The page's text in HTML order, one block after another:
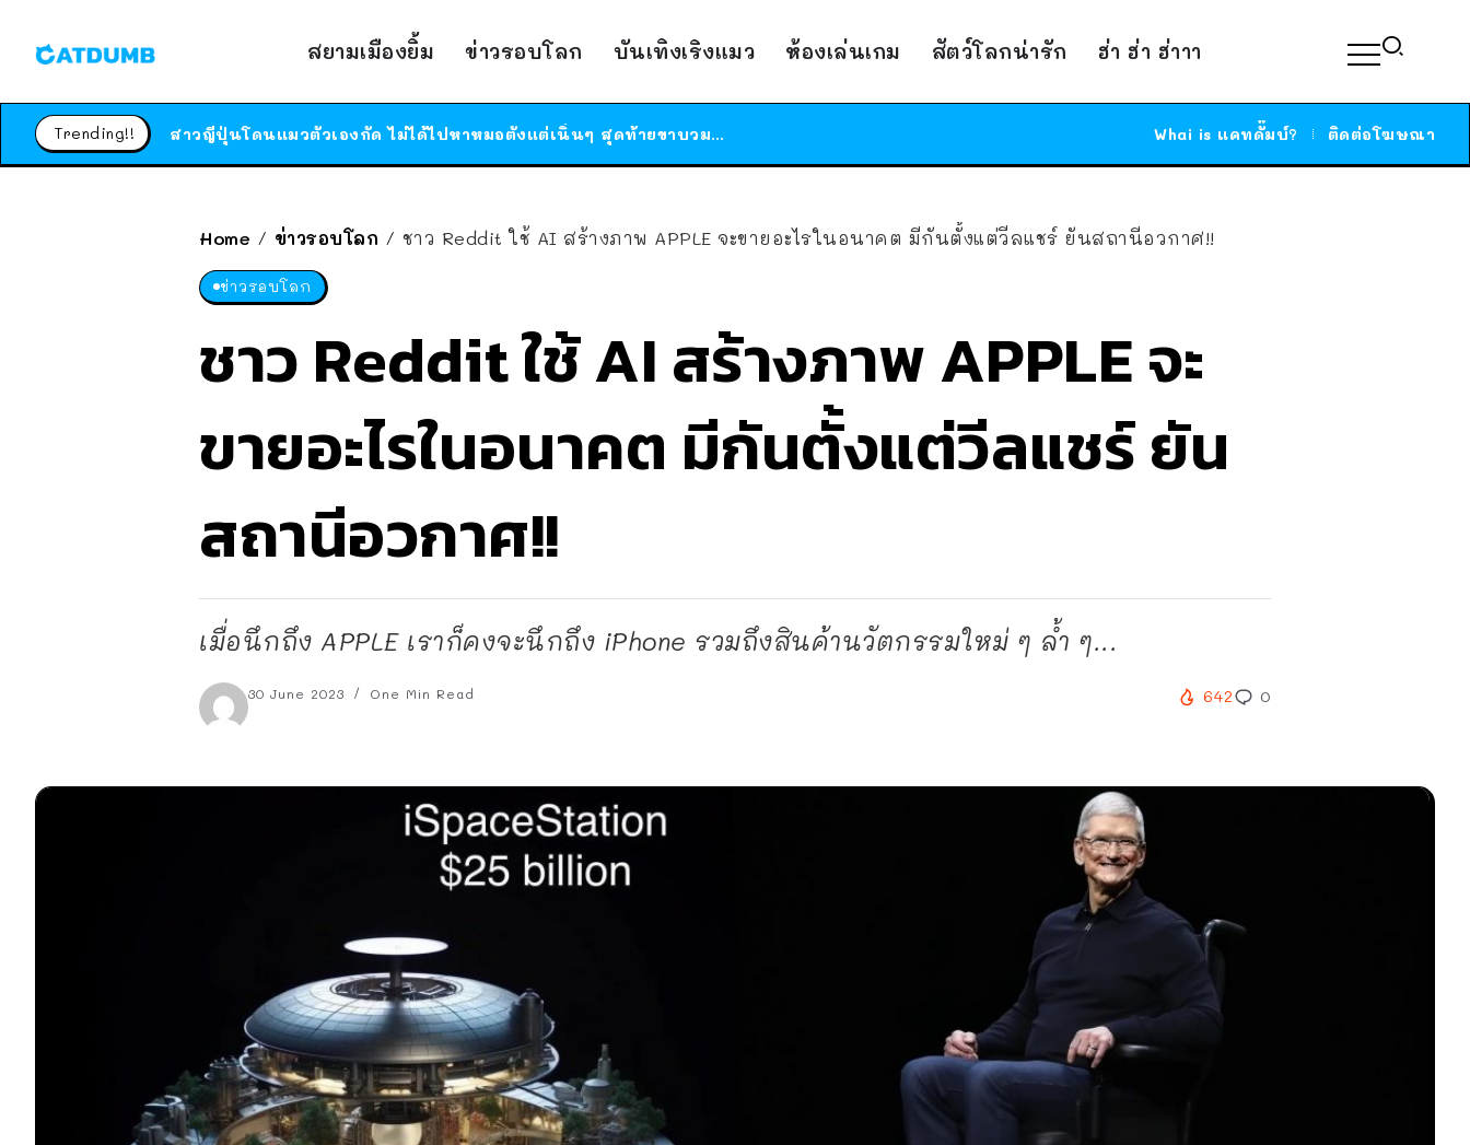
สยามเมืองยิ้ม ข่าวรอบโลก บันเทิงเริงแมว ห้องเล่นเกม สัตว์โลกน่ารัก ฮ่า ฮ่า ฮ่าาา
Trending!!
ร้านอาหารในนิวยอร์กประกาศปิดตัวลง หลังอยู่มานานกว่า 45 ปี ติดป้ายขอบคุณลูกค้าทุกคน แถมสูตรทำไวท์ซอสให้แบบจัดเต็ม
ได้เวลาเด็กหนวดรวมตัว RF Online Next เปิดให้เล่นแล้ว เกม Sci-Fi MMORPG ระดับตำนาน เล่นได้ทั้งมือถือและ PC Whai is แคทดั๊มบ์? ติดต่อโฆษณา
Home / ข่าวรอบโลก / ชาว Reddit ใช้ AI สร้างภาพ APPLE จะขายอะไรในอนาคต มีกันตั้งแต่วีลแชร์ ยันสถานีอวกาศ!!
ข่าวรอบโลก
ชาว Reddit ใช้ AI สร้างภาพ APPLE จะ
ขายอะไรในอนาคต มีกันตั้งแต่วีลแชร์ ยัน
สถานีอวกาศ!!
เมื่อนึกถึง APPLE เราก็คงจะนึกถึง iPhone รวมถึงสินค้านวัตกรรมใหม่ ๆ ล้ำ ๆ...
30 June 2023 One Min Read 642 0